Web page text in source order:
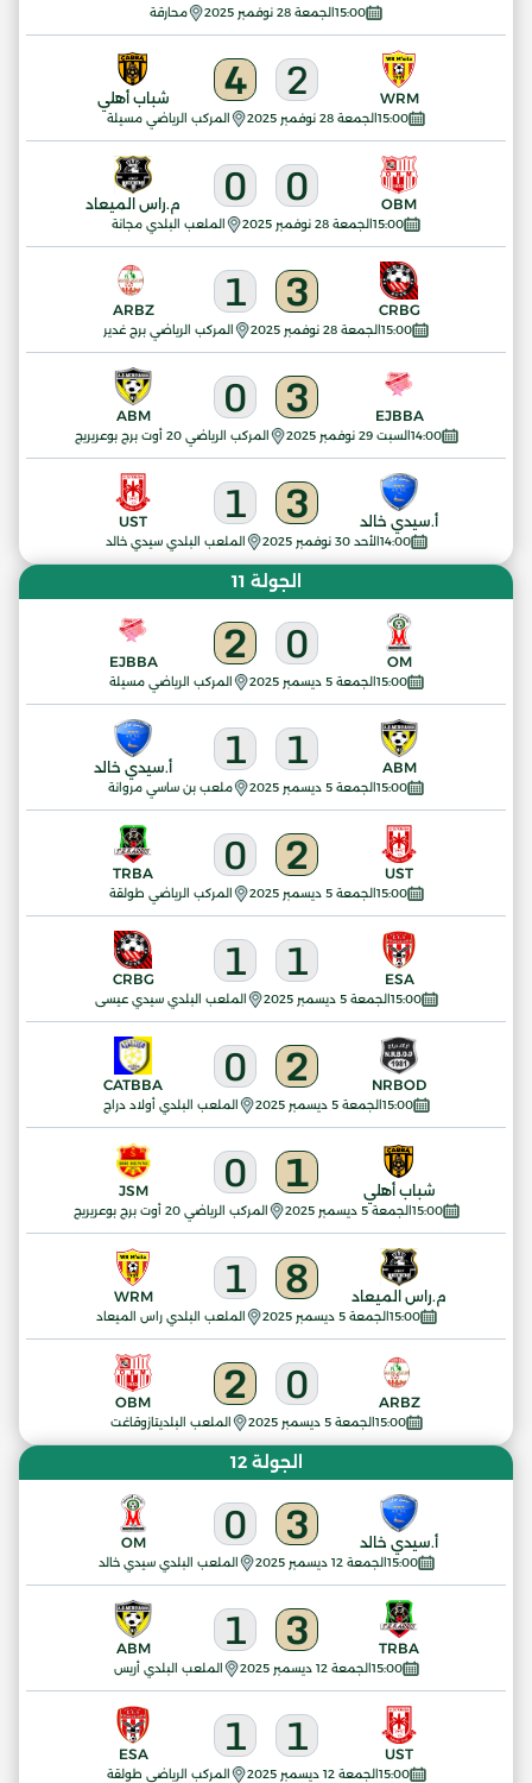
15:00الجمعة 28 نوفمبر 2025 محارقة
15:00الجمعة 28 نوفمبر 2025 المركب الرياضي مسيلة
WRM
2
4 شباب أهلي
15:00الجمعة 28 نوفمبر 2025 الملعب البلدي مجانة
OBM
0
0 م.راس الميعاد
15:00الجمعة 28 نوفمبر 2025 المركب الرياضي برج غدير
CRBG
3
1
ARBZ
14:00السبت 29 نوفمبر 2025 المركب الرياضي 20 أوت برج بوعريريج
EJBBA
3
0
ABM
14:00الأحد 30 نوفمبر 2025 الملعب البلدي سيدي خالد
أ.سيدي خالد 3
1
UST
الجولة 11
15:00الجمعة 5 ديسمبر 2025 المركب الرياضي مسيلة
OM
0
2
EJBBA
15:00الجمعة 5 ديسمبر 2025 ملعب بن ساسي مروانة
ABM
1
1 أ.سيدي خالد
15:00الجمعة 5 ديسمبر 2025 المركب الرياضي طولقة
UST
2
0
TRBA
15:00الجمعة 5 ديسمبر 2025 الملعب البلدي سيدي عيسى
ESA
1
1
CRBG
15:00الجمعة 5 ديسمبر 2025 الملعب البلدي أولاد دراج
NRBOD
2
0
CATBBA
15:00الجمعة 5 ديسمبر 2025 المركب الرياضي 20 أوت برج بوعريريج
شباب أهلي 1
0
JSM
15:00الجمعة 5 ديسمبر 2025 الملعب البلدي راس الميعاد
م.راس الميعاد 8
1
WRM
15:00الجمعة 5 ديسمبر 2025 الملعب البلديتازوقاغت
ARBZ
0
2
OBM
الجولة 12
15:00الجمعة 12 ديسمبر 2025 الملعب البلدي سيدي خالد
أ.سيدي خالد 3
0
OM
15:00الجمعة 12 ديسمبر 2025 الملعب البلدي أريس
TRBA
3
1
ABM
15:00الجمعة 12 ديسمبر 2025 المركب الرياضي طولقة
UST
1
1
ESA